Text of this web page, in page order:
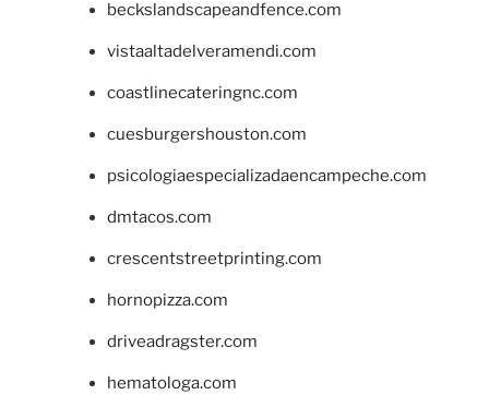
beckslandscapeandfence.com
vistaaltadelveramendi.com
coastlinecateringnc.com
cuesburgershouston.com
psicologiaespecializadaencampeche.com
dmtacos.com
crescentstreetprinting.com
hornopizza.com
driveadragster.com
hematologa.com